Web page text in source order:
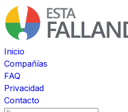
Inicio
Compañías
FAQ
Privacidad
Contacto